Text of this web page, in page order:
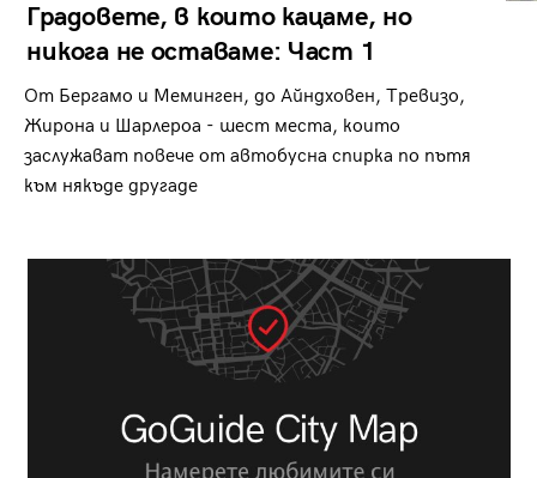
Градовете, в които кацаме, но
никога не оставаме: Част 1
От Бергамо и Меминген, до Айндховен, Тревизо,
Жирона и Шарлероа - шест места, които
заслужават повече от автобусна спирка по пътя
към някъде другаде